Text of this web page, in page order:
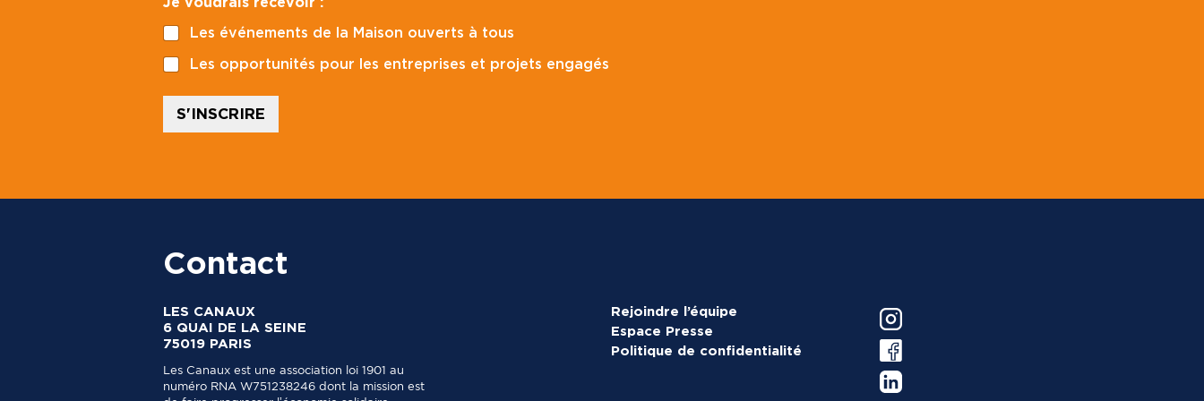
l
v
o
u
d
r
m
i
l
*
Les événements de la Maison ouverts à tous
Les opportunités pour les entreprises et projets engagés
S'INSCRIRE
Contact
LES CANAUX
6 QUAI DE LA SEINE
75019 PARIS
Les Canaux est une association loi 1901 au
numéro RNA W751238246 dont la mission est
Rejoindre l’équipe
Espace Presse
Politique de confidentialité